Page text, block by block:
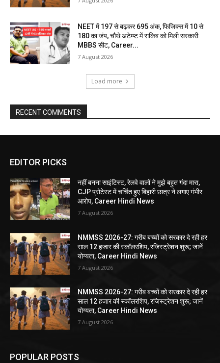
NEET में 197 से बढ़कर 695 अंक, फिजिक्स में 10 से
180 का जंप, चौथे अटेम्प्ट में राकिब को मिली सरकारी
MBBS सीट, Career...
7 August 2026
Load more
RECENT COMMENTS
EDITOR PICKS
नहीं बनना साइंटिस्ट, रेलवे वालों ने मुझे बहुत गंदा मारा,
CJP प्रोटेस्ट में चर्चित हुए बिहारी छात्र ने लगाए गंभीर
आरोप, Career Hindi News
7 August 2026
NMMSS 2026-27: गरीब बच्चों को सरकार दे रही हर
साल 12 हजार की स्कॉलरशिप, रजिस्ट्रेशन शुरू; जानें
योग्यता, Career Hindi News
7 August 2026
NMMSS 2026-27: गरीब बच्चों को सरकार दे रही हर
साल 12 हजार की स्कॉलरशिप, रजिस्ट्रेशन शुरू; जानें
योग्यता, Career Hindi News
7 August 2026
POPULAR POSTS